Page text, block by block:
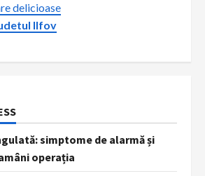
delicioase
Ilfov
simptome de alarmă și
operația